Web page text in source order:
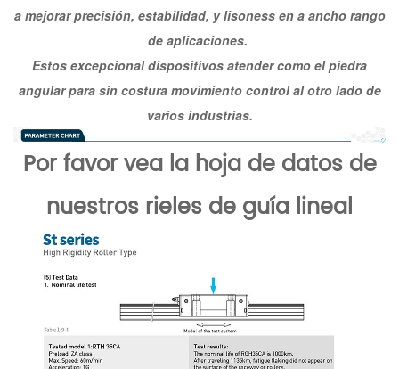
amejorarprecisión, estabilidad, ylisonessenaanchorango
de aplicaciones.
Estos excepcionaldispositivos atendercomo elpiedra
angularparasin costuramovimientocontrolal otro lado de
variosindustrias.
Por favor vea la hoja de datos de
nuestros rieles de guía lineal